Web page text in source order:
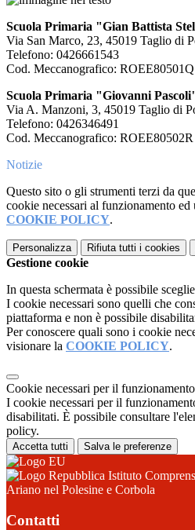
Scuola Primaria "Gian Battista
Via San Marco, 23, 45019 Taglio di
Telefono: 0426661543
Cod. Meccanografico: ROEE80501Q
Scuola Primaria "Giovanni
Via A. Manzoni, 3, 45019 Taglio di
Telefono: 0426346491
Cod. Meccanografico: ROEE80502R
Notizie
Questo sito o gli strumenti terzi da
cookie necessari al funzionamento
COOKIE POLICY.
Personalizza Rifiuta tutti i cookies
Gestione cookie
In questa schermata è possibile
I cookie necessari sono quelli che
piattaforma e non è possibile
Per conoscere quali sono i cookie
visionare la COOKIE POLICY.
Cookie necessari per il funzionamento
I cookie necessari per il
disabilitati. È possibile consultare
policy.
Accetta tutti Salva le preferenze
Istituto
Ariano nel Polesine e Corbola
Contatti